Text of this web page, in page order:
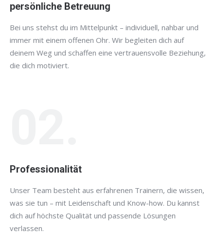
persönliche Betreuung
Bei uns stehst du im Mittelpunkt – individuell, nahbar und
immer mit einem offenen Ohr. Wir begleiten dich auf
deinem Weg und schaffen eine vertrauensvolle Beziehung,
die dich motiviert.
Professionalität
Unser Team besteht aus erfahrenen Trainern, die wissen,
was sie tun – mit Leidenschaft und Know-how. Du kannst
dich auf höchste Qualität und passende Lösungen
verlassen.